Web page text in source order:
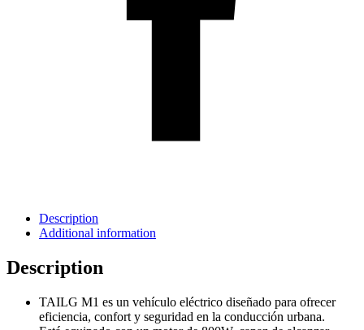
Description
Additional information
Description
TAILG M1 es un vehículo eléctrico diseñado para ofrecer
eficiencia, confort y seguridad en la conducción urbana.